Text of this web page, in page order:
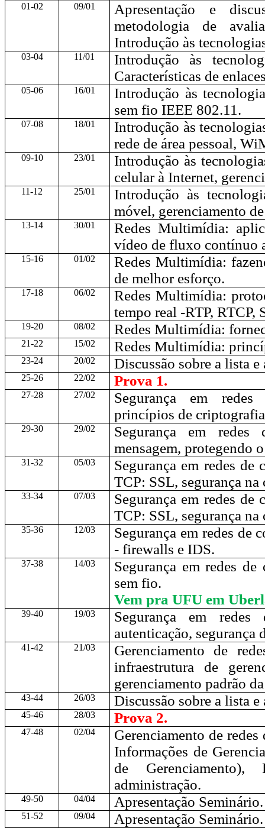
01-02
09/01
Apresentação e
metodologia de
Introdução às
03-04 11/01
Introdução às
Características de
05-06 16/01
Introdução às
sem fio IEEE 802.11.
07-08 18/01
Introdução às
rede de área pessoal,
09-10 23/01
Introdução às
celular à Internet,
11-12 25/01
Introdução às
móvel, gerenciamento
13-14 30/01
Redes Multimídia:
vídeo de fluxo contínuo
15-16 01/02 Redes Multimídia: f
de melhor esforço.
17-18 06/02 Redes Multimídia:
tempo real -RTP, RTCP,
19-20 08/02 Redes Multimídia: f
21-22 15/02 Redes Multimídia:
23-24 20/02 Discussão sobre a lista
25-26 22/02 Prova 1.
27-28 27/02
Segurança em
princípios de
29-30 29/02
Segurança em redes
mensagem, protegendo
31-32 05/03
Segurança em redes de
TCP: SSL, segurança na
33-34 07/03
Segurança em redes de
TCP: SSL, segurança na
35-36 12/03
Segurança em redes de
- firewalls e IDS.
37-38 14/03
Segurança em redes
sem fio.
Vem pra UFU em
39-40 19/03
Segurança em redes
autenticação, segurança
41-42 21/03
Gerenciamento de
infraestrutura de
gerenciamento padrão
43-44 26/03 Discussão sobre a lista
45-46 28/03 Prova 2.
47-48 02/04
Gerenciamento de
Informações de
de Gerenciamento),
administração.
49-50 04/04 Apresentação Seminário.
51-52 09/04 Apresentação Seminário.